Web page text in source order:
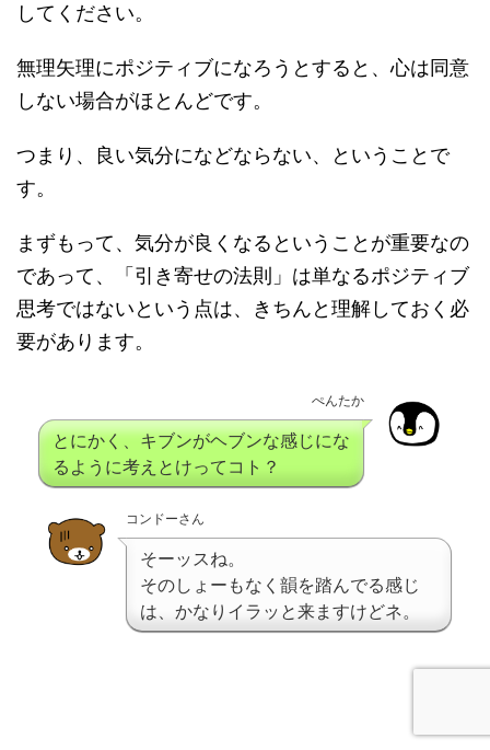
してください。
無理矢理にポジティブになろうとすると、心は同意
しない場合がほとんどです。
つまり、良い気分になどならない、ということで
す。
まずもって、気分が良くなるということが重要なの
であって、「引き寄せの法則」は単なるポジティブ
思考ではないという点は、きちんと理解しておく必
要があります。
ぺんたか
とにかく、キブンがヘブンな感じにな
るように考えとけってコト？
コンドーさん
そーッスね。
そのしょーもなく韻を踏んでる感じ
は、かなりイラッと来ますけどネ。